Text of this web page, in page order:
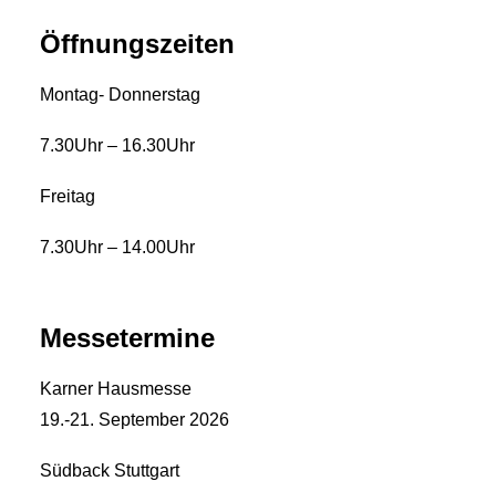
Öffnungszeiten
Montag- Donnerstag
7.30Uhr – 16.30Uhr
Freitag
7.30Uhr – 14.00Uhr
Messetermine
Karner Hausmesse
19.-21. September 2026
Südback Stuttgart